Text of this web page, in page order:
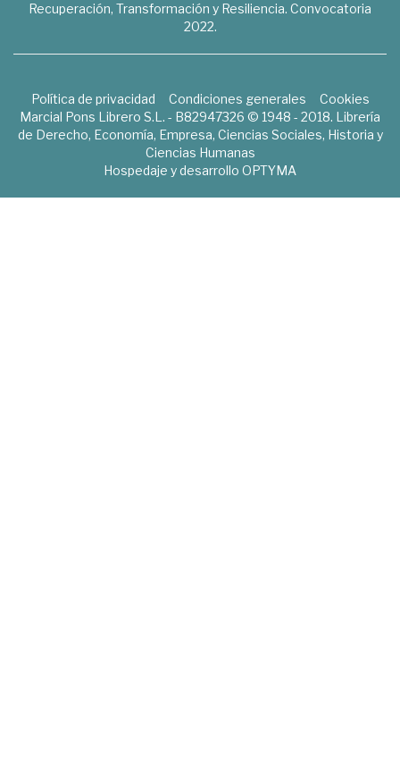
Recuperación, Transformación y Resiliencia. Convocatoria
2022.
Política de privacidad Condiciones generales
Cookies
Marcial Pons Librero S.L. - B82947326 © 1948 - 2018. Librería
de Derecho, Economía, Empresa, Ciencias Sociales, Historia y
Ciencias Humanas
Hospedaje y desarrollo OPTYMA